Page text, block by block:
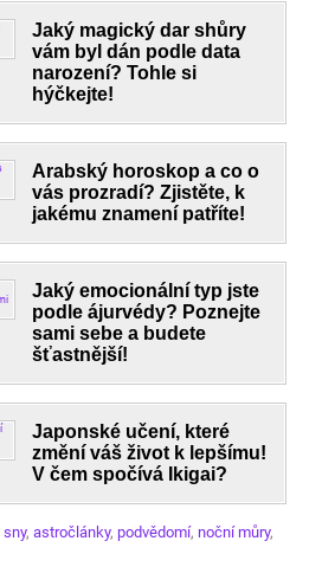
Jaký magický dar shůry
vám byl dán podle data
narození? Tohle si
hýčkejte!
Arabský horoskop a co o
vás prozradí? Zjistěte, k
jakému znamení patříte!
Jaký emocionální typ jste
podle ájurvédy? Poznejte
sami sebe a budete
šťastnější!
Japonské učení, které
změní váš život k lepšímu!
V čem spočívá Ikigai?
sny, astročlánky, podvědomí, noční můry,